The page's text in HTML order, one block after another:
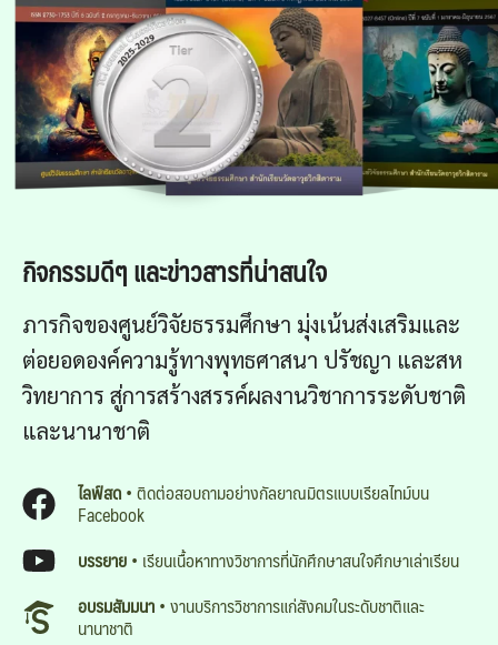
กิจกรรมดีๆ และข่าวสารที่น่าสนใจ
ภารกิจของศูนย์วิจัยธรรมศึกษา มุ่งเน้นส่งเสริมและ
ต่อยอดองค์ความรู้ทางพุทธศาสนา ปรัชญา และสห
วิทยาการ สู่การสร้างสรรค์ผลงานวิชาการระดับชาติ
และนานาชาติ
ไลฟ์สด• ติดต่อสอบถามอย่างกัลยาณมิตรแบบเรียลไทม์บน
Facebook
บรรยาย• เรียนเนื้อหาทางวิชาการที่นักศึกษาสนใจศึกษาเล่าเรียน
อบรมสัมมนา• งานบริการวิชาการแก่สังคมในระดับชาติและ
นานาชาติ